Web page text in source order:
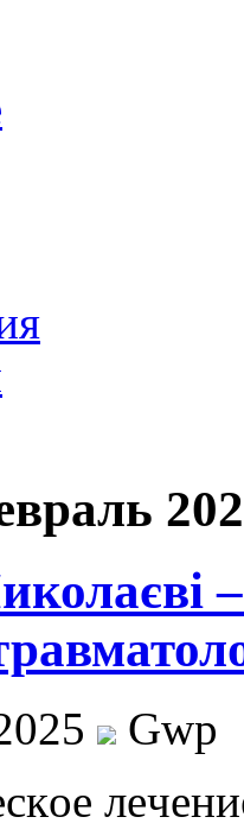
Gwp